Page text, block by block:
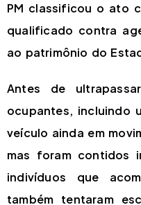
PM classificou o ato
qualificado contra
ao patrimônio do
Antes de
ocupantes, incluindo
veículo ainda em
mas foram contidos
indivíduos que
também tentaram